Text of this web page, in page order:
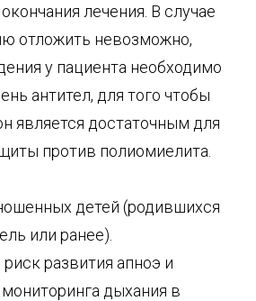
лечения. В случае
отложить невозможно,
у пациента необходимо
антител, для того чтобы
является достаточным для
против полиомиелита.
детей (родившихся
или ранее).
развития апноэ и
дыхания в